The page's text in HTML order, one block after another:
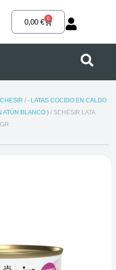
0,00€ 0
Carrito
/ - LATAS COCIDO EN CALDO
ATÚN BLANCO )/ SCHESIR LATA